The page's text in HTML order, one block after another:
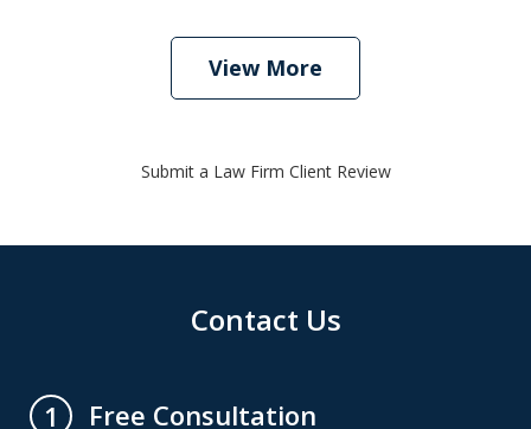
View More
Submit a Law Firm Client Review
Contact Us
1
Free Consultation